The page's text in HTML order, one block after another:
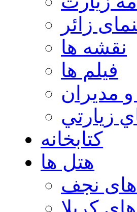
زائر
نقشه ها
فیلم ها
مديران
زيارتي
کتابخانه
هتل ها
نجف
کربلا